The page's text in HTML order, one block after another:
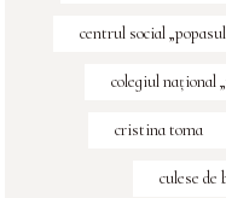
centrul social
colegiul naţional
cristina toma
culese de